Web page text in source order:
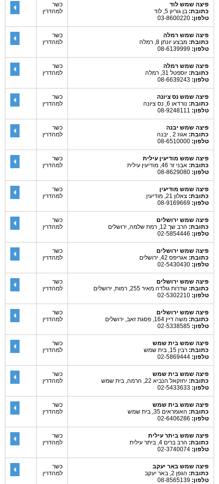
פיצה שמש לוד
כתובת: בן גוריון 5, לוד
טלפון:
כשר
למהדרין
פיצה שמש רמלה
כתובת: מבצע יונתן 8, רמלה
טלפון:
כשר
למהדרין
פיצה שמש רמלה
כתובת: יוספטל 31, רמלה
טלפון:
כשר
למהדרין
פיצה שמש נס ציונה
כתובת: נורדאו 6, נס ציונה
טלפון:
כשר
למהדרין
פיצה שמש יבנה
כתובת: אגוז 2 , יבנה
טלפון:
כשר
למהדרין
פיצה שמש מודיעין עילית
כתובת: אבני זר 46, מודיעין עילית
טלפון:
כשר
למהדרין
פיצה שמש מודיעין
כתובת: צאלון 21, מודיעין
טלפון:
כשר
למהדרין
פיצה שמש ירושלים
כתובת: הרב שך 12, רמת שלמה, ירושלים
טלפון:
כשר
למהדרין
פיצה שמש ירושלים
כתובת: אגריפס 42, ירושלים
טלפון:
כשר
למהדרין
פיצה שמש ירושלים
כתובת: שדרות גולדה מאיר 255, רמות, ירושלים
טלפון:
כשר
למהדרין
פיצה שמש ירושלים
כתובת: משה דיין 164, פסגת זאב, ירושלים
טלפון:
כשר
למהדרין
פיצה שמש בית שמש
כתובת: רבין 15, בית שמש
טלפון:
כשר
למהדרין
פיצה שמש בית שמש
כתובת: יחזקאל הנביא 22, הרמה, בית שמש
טלפון:
כשר
למהדרין
פיצה שמש בית שמש
כתובת: האומראים 35, בית שמש
טלפון:
כשר
למהדרין
פיצה שמש ביתר עילית
כתובת: הרב ברים 4, ביתר עילית
טלפון:
כשר
למהדרין
פיצה שמש באר יעקב
כתובת: הגפן 2, באר יעקב
טלפון:
כשר
למהדרין